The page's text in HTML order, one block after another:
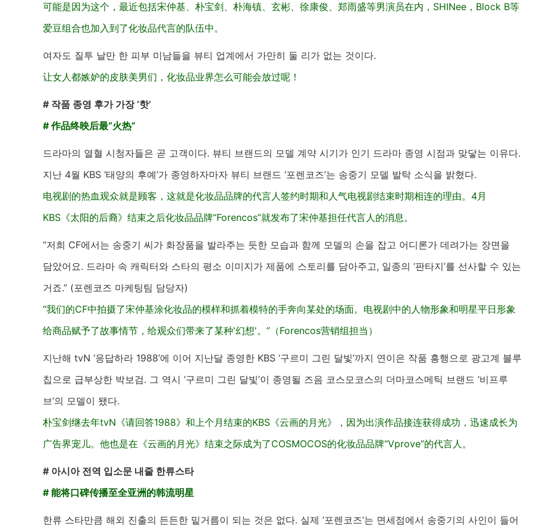
可能是因为这个，最近包括宋仲基、朴宝剑、朴海镇、玄彬、徐康俊、郑雨盛等男演员在内，SHINee，Block B等
爱豆组合也加入到了化妆品代言的队伍中。
여자도 질투 날만 한 피부 미남들을 뷰티 업계에서 가만히 둘 리가 없는 것이다.
让女人都嫉妒的皮肤美男们，化妆品业界怎么可能会放过呢！
# 작품 종영 후가 가장 ‘핫’
# 作品终映后最“火热”
드라마의 열혈 시청자들은 곧 고객이다. 뷰티 브랜드의 모델 계약 시기가 인기 드라마 종영 시점과 맞닿는 이유다.
지난 4월 KBS ‘태양의 후예’가 종영하자마자 뷰티 브랜드 ‘포렌코즈’는 송중기 모델 발탁 소식을 밝혔다.
电视剧的热血观众就是顾客，这就是化妆品品牌的代言人签约时期和人气电视剧结束时期相连的理由。4月
KBS《太阳的后裔》结束之后化妆品品牌“Forencos”就发布了宋仲基担任代言人的消息。
“저희 CF에서는 송중기 씨가 화장품을 발라주는 듯한 모습과 함께 모델의 손을 잡고 어디론가 데려가는 장면을
담았어요. 드라마 속 캐릭터와 스타의 평소 이미지가 제품에 스토리를 담아주고, 일종의 ‘판타지’를 선사할 수 있는
거죠.” (포렌코즈 마케팅팀 담당자)
“我们的CF中拍摄了宋仲基涂化妆品的模样和抓着模特的手奔向某处的场面。电视剧中的人物形象和明星平日形象
给商品赋予了故事情节，给观众们带来了某种'幻想'。”（Forencos营销组担当）
지난해 tvN ‘응답하라 1988’에 이어 지난달 종영한 KBS ‘구르미 그린 달빛’까지 연이은 작품 흥행으로 광고계 블루
칩으로 급부상한 박보검. 그 역시 ‘구르미 그린 달빛’이 종영될 즈음 코스모코스의 더마코스메틱 브랜드 ‘비프루
브’의 모델이 됐다.
朴宝剑继去年tvN《请回答1988》和上个月结束的KBS《云画的月光》，因为出演作品接连获得成功，迅速成长为
广告界宠儿。他也是在《云画的月光》结束之际成为了COSMOCOS的化妆品品牌“Vprove”的代言人。
# 아시아 전역 입소문 내줄 한류스타
# 能将口碑传播至全亚洲的韩流明星
한류 스타만큼 해외 진출의 든든한 밑거름이 되는 것은 없다. 실제 ‘포렌코즈’는 면세점에서 송중기의 사인이 들어